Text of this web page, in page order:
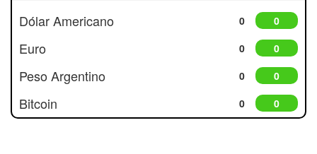
Dólar Americano 0 0
Euro 0 0
Peso Argentino 0 0
Bitcoin 0 0